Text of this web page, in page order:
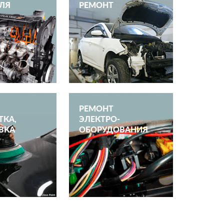
РЕМОНТ
РЕМОНТ
ЭЛЕКТРО­
ОБОРУДОВАНИЯ